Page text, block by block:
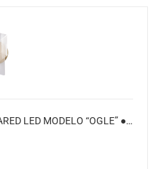
[OP-7204-11GD] APLIQUE DE PARED LED MODELO “OGLE” ● Color: Cobre